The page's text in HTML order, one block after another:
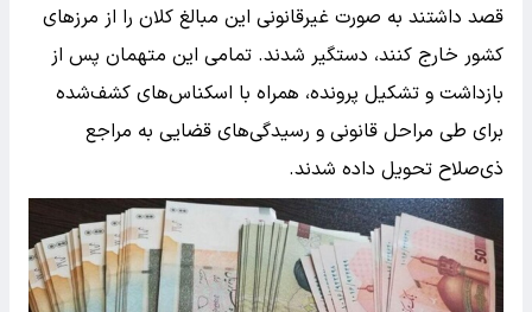
قصد داشتند به صورت غیرقانونی این مبالغ کلان را از مرز‌های
کشور خارج کنند، دستگیر شدند. تمامی این متهمان پس از
بازداشت و تشکیل پرونده، همراه با اسکناس‌های کشف‌شده
برای طی مراحل قانونی و رسیدگی‌های قضایی به مراجع
ذی‌صلاح تحویل داده شدند.